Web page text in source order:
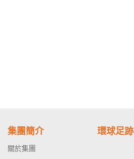
集團簡介
關於集團
環球足跡